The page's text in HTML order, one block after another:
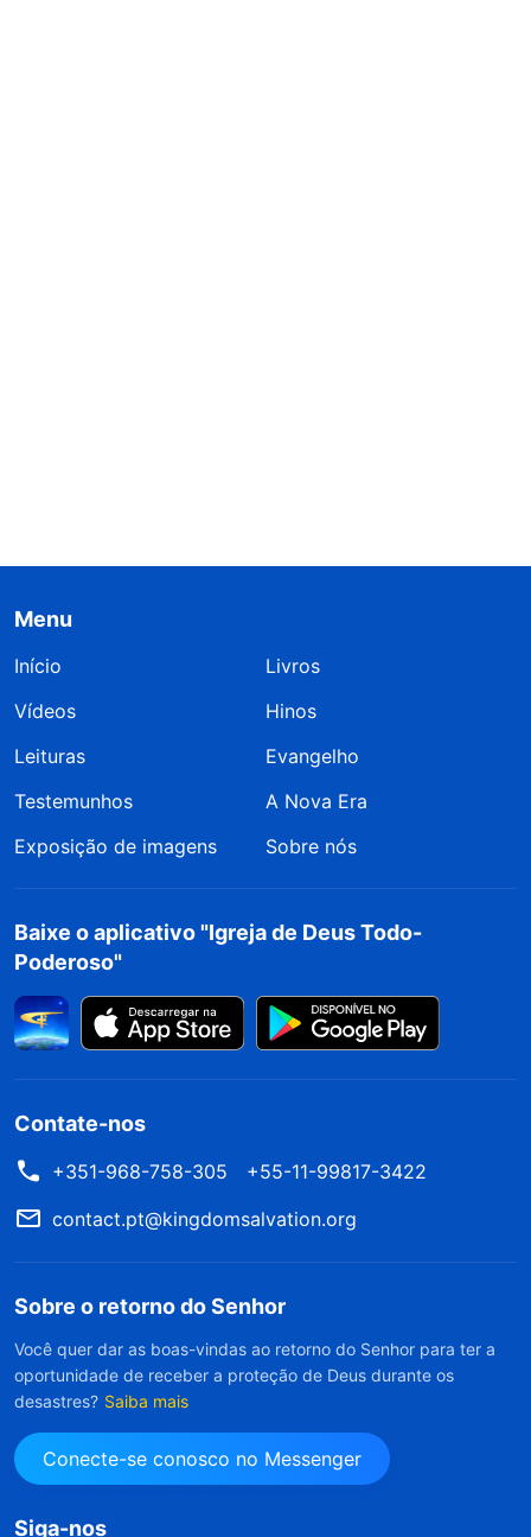
Menu
Início
Livros
Vídeos
Hinos
Leituras
Evangelho
Testemunhos
A Nova Era
Exposição de imagens
Sobre nós
Baixe o aplicativo "Igreja de Deus Todo-
Poderoso"
Contate-nos
+351-968-758-305
+55-11-99817-3422
contact.pt@kingdomsalvation.org
Sobre o retorno do Senhor
Você quer dar as boas-vindas ao retorno do Senhor para ter a
oportunidade de receber a proteção de Deus durante os
desastres? Saiba mais
Conecte-se conosco no Messenger
Siga-nos